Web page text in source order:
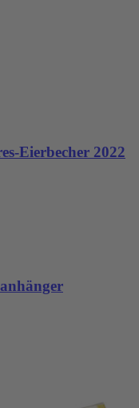
Eierbecher 2022